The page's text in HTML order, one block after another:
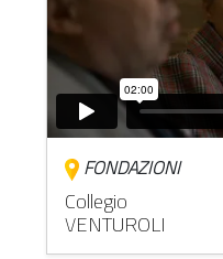
FONDAZIONI
Collegio
VENTUROLI